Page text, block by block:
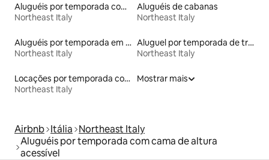
Aluguéis por temporada com banheiro para PCD
Northeast Italy
Aluguéis de cabanas
Northeast Italy
Aluguéis por temporada em acampamentos
Northeast Italy
Aluguel por temporada de trailers
Northeast Italy
Locações por temporada com piscina
Northeast Italy
Mostrar mais
Airbnb Itália Northeast Italy
Aluguéis por temporada com cama de altura
acessível